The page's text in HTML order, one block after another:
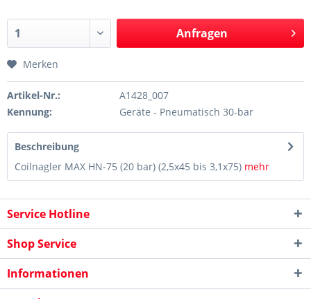
Anfragen
Merken
Artikel-Nr.:
A1428_007
Kennung:
Geräte - Pneumatisch 30-bar
Beschreibung
Coilnagler MAX HN-75 (20 bar) (2,5x45 bis 3,1x75) mehr
Service Hotline
Shop Service
Informationen